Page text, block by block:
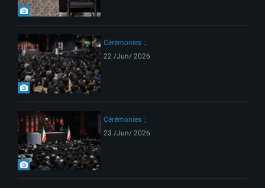
Cérémonies
22 /Jun/ 2026
Cérémonies
23 /Jun/ 2026